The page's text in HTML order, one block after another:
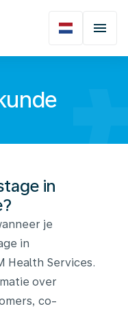
in
je
in
Health Services.
over
co-